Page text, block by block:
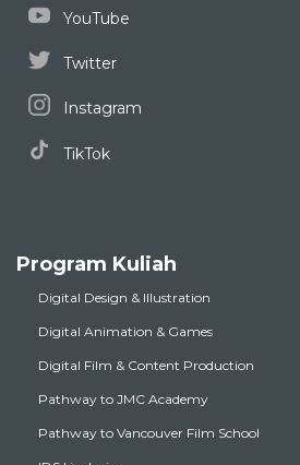
YouTube
Twitter
Instagram
TikTok
Program Kuliah
Digital Design & Illustration
Digital Animation & Games
Digital Film & Content Production
Pathway to JMC Academy
Pathway to Vancouver Film School